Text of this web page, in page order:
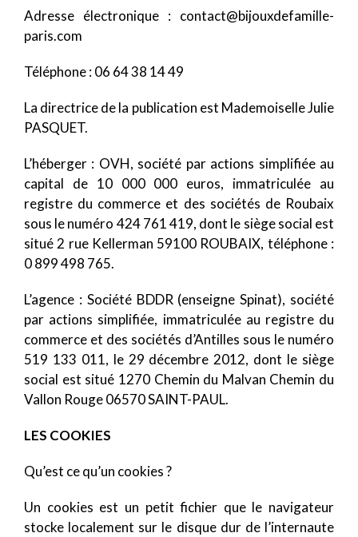
Adresse électronique : contact@bijouxdefamille-
paris.com
Téléphone : 06 64 38 14 49
La directrice de la publication est Mademoiselle Julie
PASQUET.
L’héberger : OVH, société par actions simplifiée au
capital de 10 000 000 euros, immatriculée au
registre du commerce et des sociétés de Roubaix
sous le numéro 424 761 419, dont le siège social est
situé 2 rue Kellerman 59100 ROUBAIX, téléphone :
0 899 498 765.
L’agence : Société BDDR (enseigne Spinat), société
par actions simplifiée, immatriculée au registre du
commerce et des sociétés d’Antilles sous le numéro
519 133 011, le 29 décembre 2012, dont le siège
social est situé 1270 Chemin du Malvan Chemin du
Vallon Rouge 06570 SAINT-PAUL.
LES COOKIES
Qu’est ce qu’un cookies ?
Un cookies est un petit fichier que le navigateur
stocke localement sur le disque dur de l’internaute